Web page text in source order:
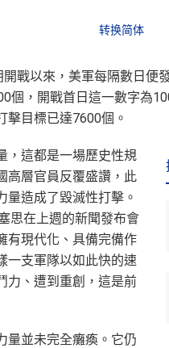
转换简体
戰以來，美軍每隔數日便
個，開戰首日這一數字為
擊目標已達7600個。
，這都是一場歷史性規
高層官員反覆盛讚，此
量造成了毀滅性打擊。
思在上週的新聞發布會
有現代化、具備完備作
一支軍隊以如此快的速
力、遭到重創，這是前
量並未完全癱瘓。它仍